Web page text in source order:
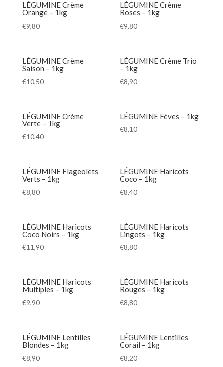
LÉGUMINE Crème
Orange – 1kg
€9,80
LÉGUMINE Crème
Roses – 1kg
€9,80
LÉGUMINE Crème
Saison – 1kg
€10,50
LÉGUMINE Crème Trio
– 1kg
€8,90
LÉGUMINE Crème
Verte – 1kg
€10,40
LÉGUMINE Fèves – 1kg
€8,10
LÉGUMINE Flageolets
Verts – 1kg
€8,80
LÉGUMINE Haricots
Coco – 1kg
€8,40
LÉGUMINE Haricots
Coco Noirs – 1kg
€11,90
LÉGUMINE Haricots
Lingots – 1kg
€8,80
LÉGUMINE Haricots
Multiples – 1kg
€9,90
LÉGUMINE Haricots
Rouges – 1kg
€8,80
LÉGUMINE Lentilles
Blondes – 1kg
€8,90
LÉGUMINE Lentilles
Corail – 1kg
€8,20